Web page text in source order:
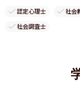
認定心理士
社会
社会調査士